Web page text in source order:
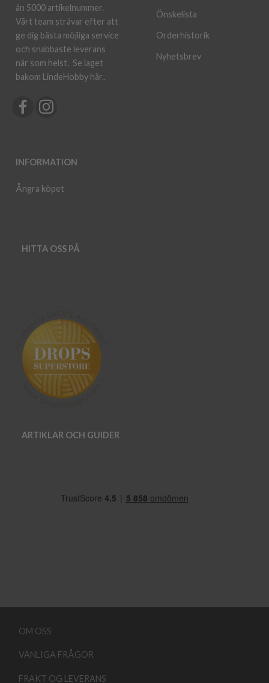
än 5000 artikelnummer.
Vårt team strävar efter att
ge dig bästa möjliga service
och snabbaste leverans
när som helst. Se laget
bakom LindeHobby här..
INFORMATION
Ångra köpet
Önskelista
Orderhistorik
Nyhetsbrev
HITTA OSS PÅ
ARTIKLAR OCH GUIDER
OM OSS
VANLIGA FRÅGOR
FRAKT OG LEVERANS